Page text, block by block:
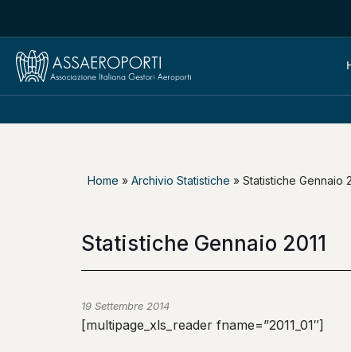
Home » Archivio Statistiche » Statistiche Gennaio
Statistiche Gennaio 2011
19 Settembre 2014
[multipage_xls_reader fname=”2011_01″]